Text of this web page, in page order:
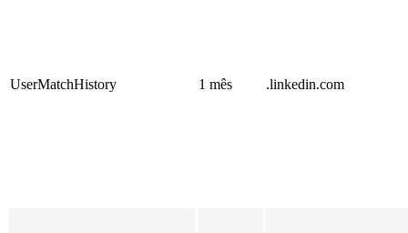
UserMatchHistory 1 mês .linkedin.com